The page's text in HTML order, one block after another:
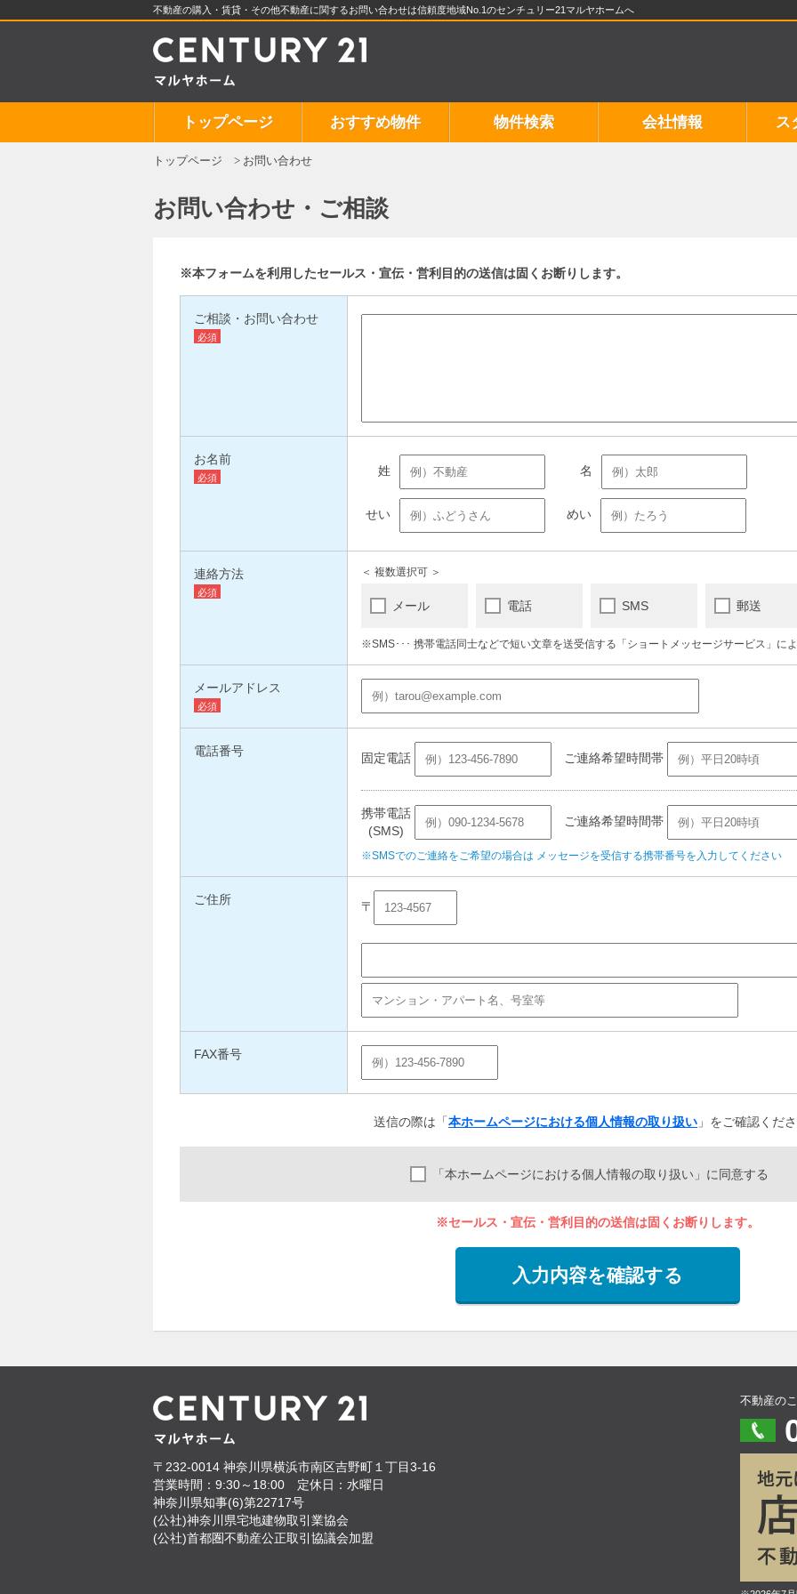
不動産の購入・賃貸・その他不動産に関するお問い合わせは信頼度地域No.1のセンチュリー21マルヤホームへ
トップページ おすすめ物件 物件検索 会社情報 ス
トップページ お問い合わせ
お問い合わせ・ご相談
※本フォームを利用したセールス・宣伝・営利目的の送信は固くお断りします。
ご相談・お問い合わせ
お名前
連絡方法 ＜ 複数選択可 ＞
メール 電話 SMS 郵送
※SMS･･･ 携帯電話同士などで短い文章を送受信する「ショートメッセージサービス」に
メールアドレス
電話番号
固定電話 ご連絡希望時間帯
携帯電話
(SMS)
ご連絡希望時間帯
※SMSでのご連絡をご希望の場合は メッセージを受信する携帯番号を入力してください
ご住所
FAX番号
送信の際は「 本ホームページにおける個人情報の取り扱い 」をご確認くだ
「本ホームページにおける個人情報の取り扱い」に同意する
※セールス・宣伝・営利目的の送信は固くお断りします。
入力内容を確認する
〒232-0014 神奈川県横浜市南区吉野町１丁目3-16
営業時間：9:30～18:00 定休日：水曜日
神奈川県知事(6)第22717号
(公社)神奈川県宅地建物取引業協会
(公社)首都圏不動産公正取引協議会加盟
不動産の